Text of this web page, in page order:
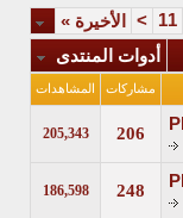
11
> الأخيرة »
أدوات المنتدى
مشاركات المشاهدات
206
205,343
248
186,598